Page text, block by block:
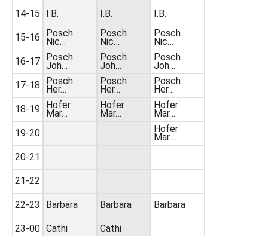
14-15
15-16
16-17
17-18
18-19
19-20
20-21
21-22
22-23
23-00
I.B.
Posch
Nic…
Posch
Joh…
Posch
Her…
Hofer
Mar…
Barbara
Cathi
I.B.
Posch
Nic…
Posch
Joh…
Posch
Her…
Hofer
Mar…
Barbara
Cathi
I.B.
Posch
Nic…
Posch
Joh…
Posch
Her…
Hofer
Mar…
Hofer
Mar…
Barbara